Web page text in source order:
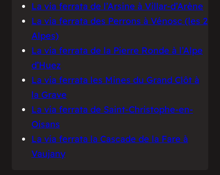
La via ferrata de l’Arsine à Villar-d’Arène
La via ferrata des Perrons à Vénosc (les 2
Alpes)
La via ferrata de la Pierre Ronde à l’Alpe
d’Huez
La via ferrata les Mines du Grand Clôt à
la Grave
La via ferrata de Saint-Christophe-en-
Oisans
La via ferrata la Cascade de la Fare à
Vaujany